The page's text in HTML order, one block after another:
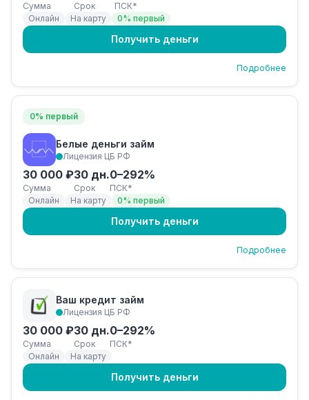
Сумма Срок
ПСК*
Онлайн
На карту 0% первый
Получить деньги
Подробнее
0% первый
Белые деньги займ
Лицензия ЦБ РФ
30 000 ₽
Сумма
30 дн.
Срок
0–292%
ПСК*
Онлайн
На карту 0% первый
Получить деньги
Подробнее
Ваш кредит займ
Лицензия ЦБ РФ
30 000 ₽
Сумма
30 дн.
Срок
0–292%
ПСК*
Онлайн
На карту
Получить деньги